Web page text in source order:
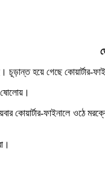
চূড়ান্ত হয়ে গেছে কোয়ার্টার-
ষোলোয়।
কোয়ার্টার-ফাইনালে ওঠে